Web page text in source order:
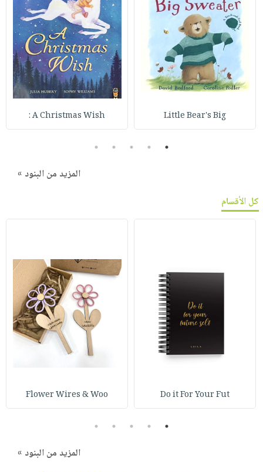
Little Bear's Big
A Christmas Wish :
1
2
3
4
5
المزيد من البنود »
كل الأقسام
Do it For Your Fut
Flower Wires & Woo
1
2
3
4
5
المزيد من البنود »